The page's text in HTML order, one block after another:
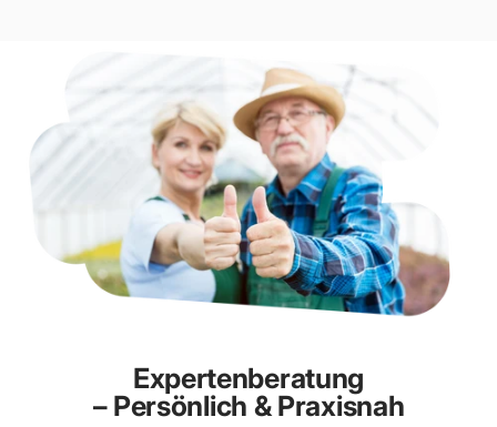
Expertenberatung
– Persönlich & Praxisnah